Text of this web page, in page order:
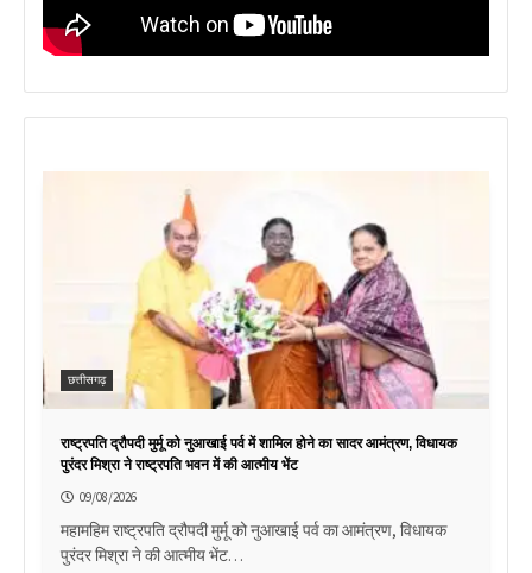
छत्तीसगढ़
राष्ट्रपति द्रौपदी मुर्मू को नुआखाई पर्व में शामिल होने का सादर आमंत्रण, विधायक
पुरंदर मिश्रा ने राष्ट्रपति भवन में की आत्मीय भेंट
09/08/2026
महामहिम राष्ट्रपति द्रौपदी मुर्मू को नुआखाई पर्व का आमंत्रण, विधायक
पुरंदर मिश्रा ने की आत्मीय भेंट…